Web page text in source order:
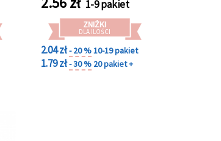
1-9 pakiet
ZNIŻKI
DLA ILOŚCI
2.04 zł- 20 %10-19 pakiet
1.79 zł- 30 % 20 pakiet +